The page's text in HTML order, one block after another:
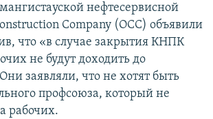
нефтесервисной
Company (ОСС) объявили
что «в случае закрытия КНПК
не будут доходить до
заявляли, что не хотят быть
профсоюза, который не
рабочих.